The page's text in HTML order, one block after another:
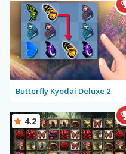
Butterfly Kyodai Deluxe 2
4.2